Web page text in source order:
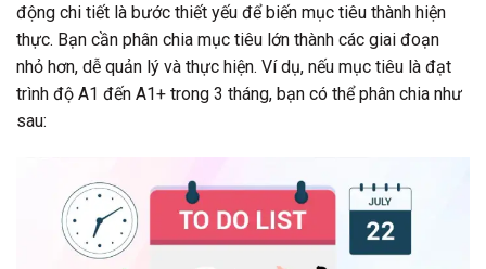
động chi tiết là bước thiết yếu để biến mục tiêu thành hiện
thực. Bạn cần phân chia mục tiêu lớn thành các giai đoạn
nhỏ hơn, dễ quản lý và thực hiện. Ví dụ, nếu mục tiêu là đạt
trình độ A1 đến A1+ trong 3 tháng, bạn có thể phân chia như
sau: